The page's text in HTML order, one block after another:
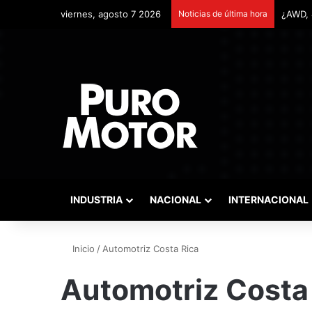
viernes, agosto 7 2026 Noticias de última hora
INDUSTRIA NACIONAL INTERNACIONAL
Inicio / Automotriz Costa Rica
Automotriz Costa